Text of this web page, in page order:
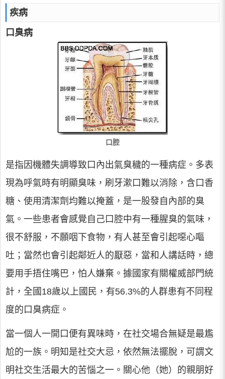
疾病
口臭病
口腔
是指因機體失調導致口內出氣臭穢的一種病症。多表
現為呼氣時有明顯臭味，刷牙漱口難以消除，含口香
糖、使用清潔劑均難以掩蓋，是一股發自內部的臭
氣。一些患者會感覺自己口腔中有一種腥臭的氣味，
很不舒服，不願咽下食物，有人甚至會引起噁心嘔
吐；當然也會引起鄰近人的厭惡，當和人講話時，總
要用手捂住嘴巴，怕人嫌棄。據國家有關權威部門統
計，全國18歲以上國民，有56.3%的人群患有不同程
度的口臭病症。
當一個人一開口便有異味時，在社交場合無疑是最尷
尬的一族。明知是社交大忌，依然無法擺脫，可謂文
明社交生活最大的苦惱之一。關心他（她）的親朋好